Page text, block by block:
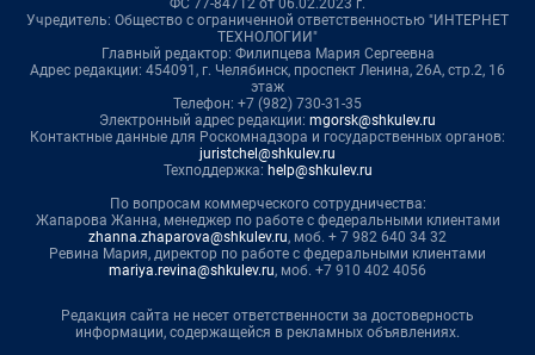
ФС 77-84712 от 06.02.2023 г.
Учредитель: Общество с ограниченной ответственностью "ИНТЕРНЕТ
ТЕХНОЛОГИИ"
Главный редактор: Филипцева Мария Сергеевна
Адрес редакции: 454091, г. Челябинск, проспект Ленина, 26А, стр.2, 16
этаж
Телефон: +7 (982) 730-31-35
Электронный адрес редакции: mgorsk@shkulev.ru
Контактные данные для Роскомнадзора и государственных органов:
juristchel@shkulev.ru
Техподдержка: help@shkulev.ru
По вопросам коммерческого сотрудничества:
Жапарова Жанна, менеджер по работе с федеральными клиентами
zhanna.zhaparova@shkulev.ru, моб. + 7 982 640 34 32
Ревина Мария, директор по работе с федеральными клиентами
mariya.revina@shkulev.ru, моб. +7 910 402 4056
Редакция сайта не несет ответственности за достоверность
информации, содержащейся в рекламных объявлениях.